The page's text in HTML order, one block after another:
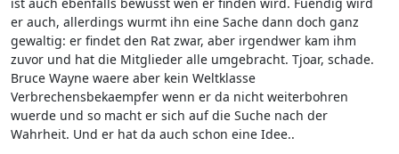
er auch, allerdings wurmt ihn eine Sache dann doch ganz
gewaltig: er findet den Rat zwar, aber irgendwer kam ihm
zuvor und hat die Mitglieder alle umgebracht. Tjoar, schade.
Bruce Wayne waere aber kein Weltklasse
Verbrechensbekaempfer wenn er da nicht weiterbohren
wuerde und so macht er sich auf die Suche nach der
Wahrheit. Und er hat da auch schon eine Idee..